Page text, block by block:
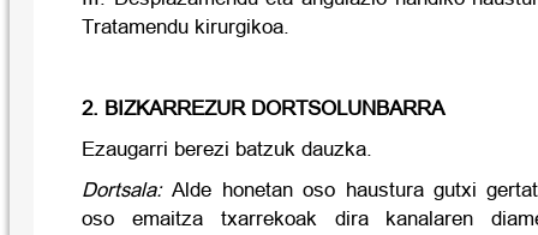
Tratamendu kirurgikoa.
2. BIZKARREZUR DORTSOLUNBARRA
Ezaugarri berezi batzuk dauzka.
Dortsala:Alde honetan oso haustura gutxi
oso emaitza txarrekoak dira kanalaren